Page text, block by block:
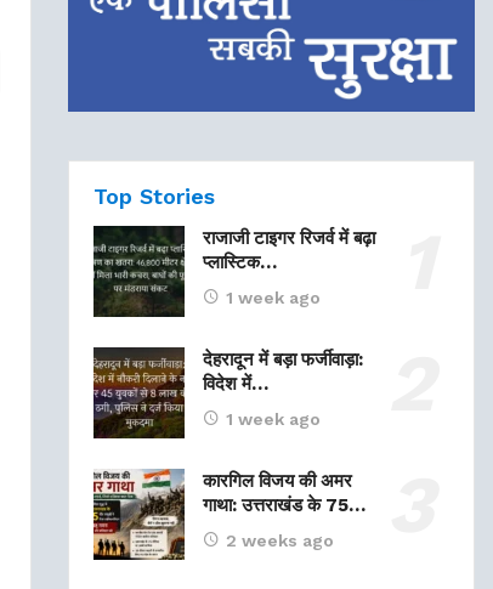
Top Stories
राजाजी टाइगर रिजर्व में बढ़ा
प्लास्टिक…
1 week ago
देहरादून में बड़ा फर्जीवाड़ा:
विदेश में…
1 week ago
कारगिल विजय की अमर
गाथा: उत्तराखंड के 75…
2 weeks ago